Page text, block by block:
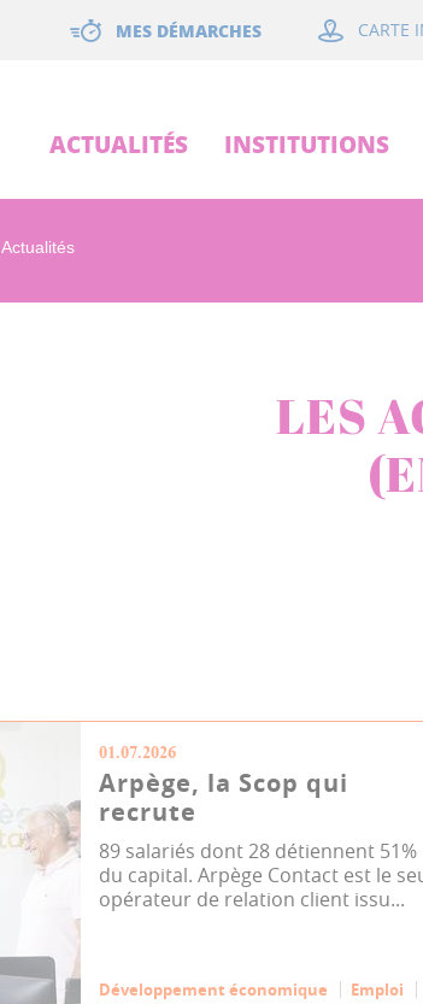
MES DÉMARCHES CARTE
ACTUALITÉS INSTITUTIONS
Actualités
LES
01.07.2026
Arpège, la Scop qui
recrute
89 salariés dont 28 détiennent 51%
du capital. Arpège Contact est le
opérateur de relation client issu...
Développement économique
Emploi